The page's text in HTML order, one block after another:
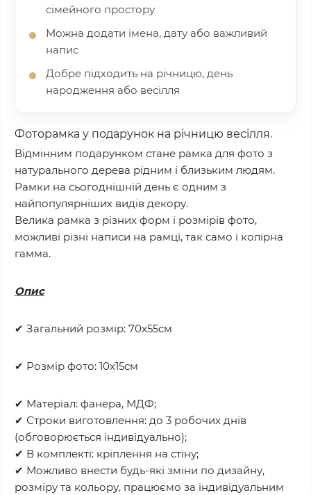
сімейного простору
Можна додати імена, дату або важливий
напис
Добре підходить на річницю, день
народження або весілля
Фоторамка у подарунок на річницю весілля.
Відмінним подарунком стане рамка для фото з
натурального дерева рідним і близьким людям.
Рамки на сьогоднішній день є одним з
найпопулярніших видів декору.
Велика рамка з різних форм і розмірів фото,
можливі різні написи на рамці, так само і колірна
гамма.
Опис
✔ Загальний розмір: 70х55см
✔ Розмір фото: 10х15см
✔ Матеріал: фанера, МДФ;
✔ Строки виготовлення: до 3 робочих днів
(обговорюється індивідуально);
✔ В комплекті: кріплення на стіну;
✔ Можливо внести будь-які зміни по дизайну,
розміру та кольору, працюємо за індивідуальним